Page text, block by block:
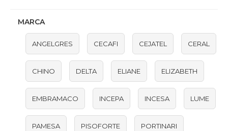
MARCA
ANGELGRES CECAFI CEJATEL CERAL
CHINO DELTA ELIANE ELIZABETH
EMBRAMACO INCEPA INCESA LUME
PAMESA PISOFORTE PORTINARI